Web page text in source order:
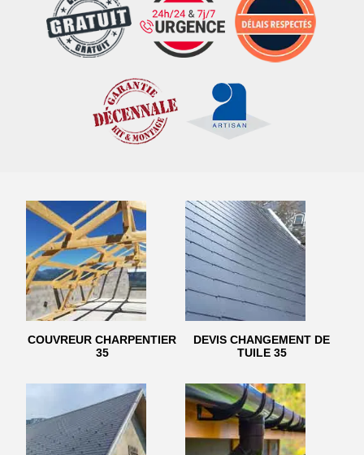
COUVREUR CHARPENTIER
35
DEVIS CHANGEMENT DE
TUILE 35